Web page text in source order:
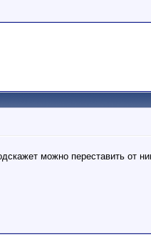
можно переставить от